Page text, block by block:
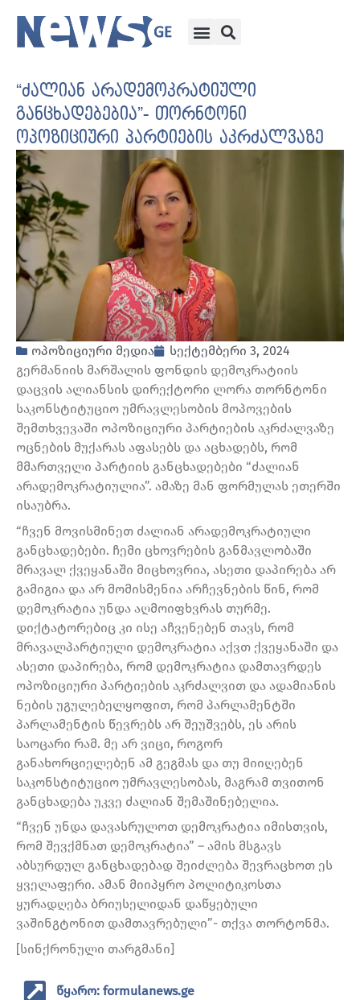
“ძალიან არადემოკრატიული
განცხადებებია”- თორნტონი
ოპოზიციური პარტიების აკრძალვაზე
ოპოზიციური მედია
სექტემბერი 3, 2024
გერმანიის მარშალის ფონდის დემოკრატიის
დაცვის ალიანსის დირექტორი ლორა თორნტონი
საკონსტიტუციო უმრავლესობის მოპოვების
შემთხვევაში ოპოზიციური პარტიების აკრძალვაზე
ოცნების მუქარას აფასებს და აცხადებს, რომ
მმართველი პარტიის განცხადებები “ძალიან
არადემოკრატიულია”. ამაზე მან ფორმულას ეთერში
ისაუბრა.
“ჩვენ მოვისმინეთ ძალიან არადემოკრატიული
განცხადებები. ჩემი ცხოვრების განმავლობაში
მრავალ ქვეყანაში მიცხოვრია, ასეთი დაპირება არ
გამიგია და არ მომისმენია არჩევნების წინ, რომ
დემოკრატია უნდა აღმოიფხვრას თურმე.
დიქტატორებიც კი ისე აჩვენებენ თავს, რომ
მრავალპარტიული დემოკრატია აქვთ ქვეყანაში და
ასეთი დაპირება, რომ დემოკრატია დამთავრდეს
ოპოზიციური პარტიების აკრძალვით და ადამიანის
ნების უგულებელყოფით, რომ პარლამენტში
პარლამენტის წევრებს არ შეუშვებს, ეს არის
საოცარი რამ. მე არ ვიცი, როგორ
განახორციელებენ ამ გეგმას და თუ მიიღებენ
საკონსტიტუციო უმრავლესობას, მაგრამ თვითონ
განცხადება უკვე ძალიან შემაშინებელია.
“ჩვენ უნდა დავასრულოთ დემოკრატია იმისთვის,
რომ შევქმნათ დემოკრატია” – ამის მსგავს
აბსურდულ განცხადებად შეიძლება შევრაცხოთ ეს
ყველაფერი. ამან მიიპყრო პოლიტიკოსთა
ყურადღება ბრიუსელიდან დაწყებული
ვაშინგტონით დამთავრებული”- თქვა თორტონმა.
[სინქრონული თარგმანი]
წყარო: formulanews.ge